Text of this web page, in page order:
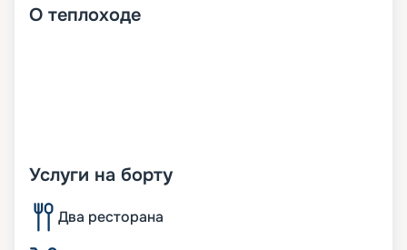
О теплоходе
Услуги на борту
Два ресторана